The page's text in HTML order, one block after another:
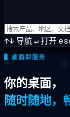
↑↓ 导航↵打开
🖥️ 桌面即服务
你的桌面，
随时随地，